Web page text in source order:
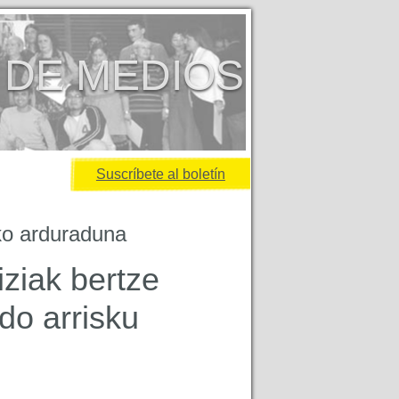
MEDIOS
Suscríbete al boletín
arduraduna
bertze
arrisku